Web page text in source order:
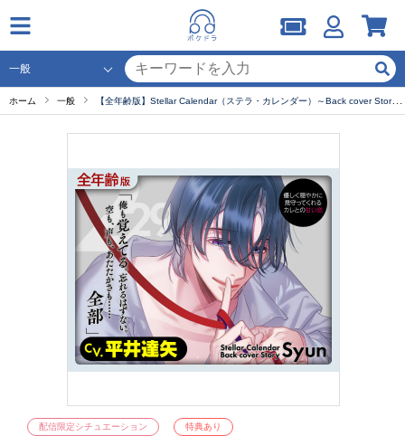
ホーム 一般 【全年齢版】Stellar Calendar（ステラ・カレンダー）～Back cover Story～【単品購入用】ポケドラ限定連動購入特典【出演声優：平井達矢】
配信限定シチュエーション 特典あり